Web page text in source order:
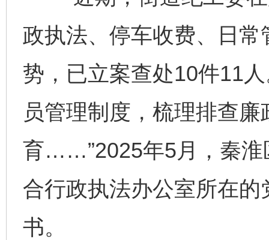
政执法、停车收费、日
势，已立案查处10件11
员管理制度，梳理排查
育……”2025年5月，秦淮
合行政执法办公室所在
书。